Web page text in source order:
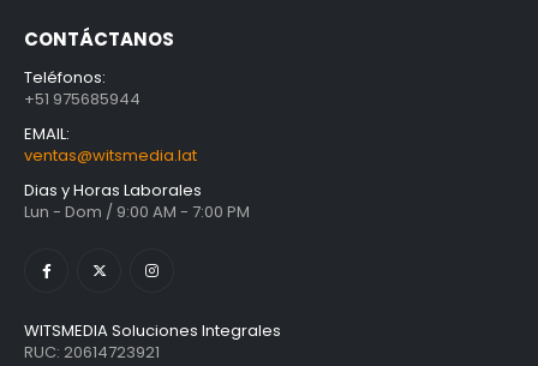
CONTÁCTANOS
Teléfonos:
+51 975685944
EMAIL:
ventas@witsmedia.lat
Dias y Horas Laborales
Lun - Dom / 9:00 AM - 7:00 PM
WITSMEDIA Soluciones Integrales
RUC: 20614723921